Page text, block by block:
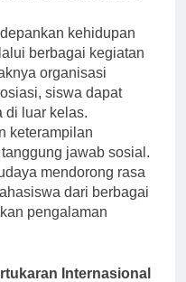
kehidupan
berbagai kegiatan
organisasi
siswa dapat
di luar kelas.
keterampilan
jawab sosial.
mendorong rasa
dari berbagai
pengalaman
Internasional